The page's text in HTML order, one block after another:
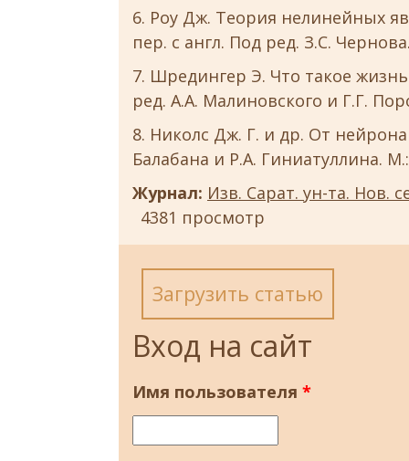
Роу Дж. Теория нелинейных
пер. с англ. Под ред. З.С.
Шредингер Э. Что такое
ред. А.А. Малиновского и Г.Г.
Николс Дж. Г. и др. От
Балабана и Р.А. Гиниатуллина.
Журнал: Изв. Сарат. ун-та. Нов.
4381 просмотр
Загрузить статью
Вход на сайт
Имя пользователя *